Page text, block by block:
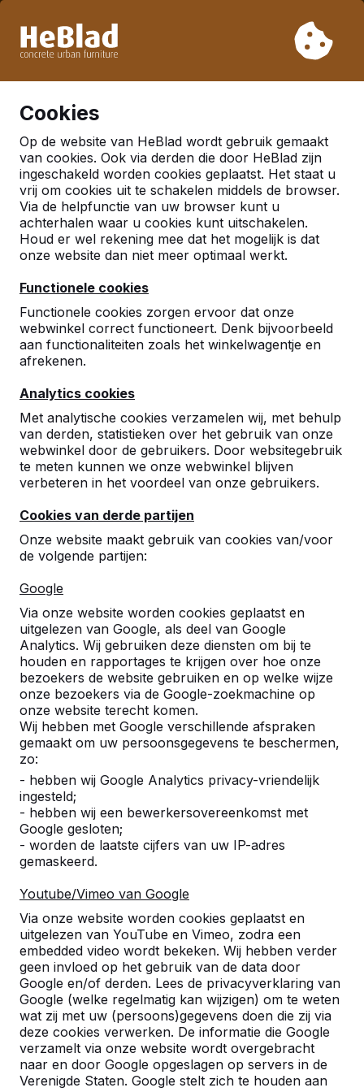
week 33. Houdt u daarom rekening met langere levertijden.
Cookies
Op de website van HeBlad wordt gebruik gemaakt
van cookies. Ook via derden die door HeBlad zijn
ingeschakeld worden cookies geplaatst. Het staat u
vrij om cookies uit te schakelen middels de browser.
Via de helpfunctie van uw browser kunt u
achterhalen waar u cookies kunt uitschakelen.
Houd er wel rekening mee dat het mogelijk is dat
onze website dan niet meer optimaal werkt.
Functionele cookies
Functionele cookies zorgen ervoor dat onze
webwinkel correct functioneert. Denk bijvoorbeeld
aan functionaliteiten zoals het winkelwagentje en
afrekenen.
Analytics cookies
Met analytische cookies verzamelen wij, met behulp
van derden, statistieken over het gebruik van onze
webwinkel door de gebruikers. Door websitegebruik
te meten kunnen we onze webwinkel blijven
verbeteren in het voordeel van onze gebruikers.
Cookies van derde partijen
Onze website maakt gebruik van cookies van/voor
de volgende partijen:
Google
Via onze website worden cookies geplaatst en
uitgelezen van Google, als deel van Google
Analytics. Wij gebruiken deze diensten om bij te
houden en rapportages te krijgen over hoe onze
bezoekers de website gebruiken en op welke wijze
onze bezoekers via de Google-zoekmachine op
onze website terecht komen.
Wij hebben met Google verschillende afspraken
gemaakt om uw persoonsgegevens te beschermen,
zo:
- hebben wij Google Analytics privacy-vriendelijk
ingesteld;
- hebben wij een bewerkersovereenkomst met
Google gesloten;
- worden de laatste cijfers van uw IP-adres
gemaskeerd.
Youtube/Vimeo van Google
Via onze website worden cookies geplaatst en
uitgelezen van YouTube en Vimeo, zodra een
embedded video wordt bekeken. Wij hebben verder
geen invloed op het gebruik van de data door
Google en/of derden. Lees de privacyverklaring van
Google (welke regelmatig kan wijzigen) om te weten
wat zij met uw (persoons)gegevens doen die zij via
deze cookies verwerken. De informatie die Google
verzamelt via onze website wordt overgebracht
naar en door Google opgeslagen op servers in de
Verenigde Staten. Google stelt zich te houden aan
Al meer dan 30.000 producten verkocht
Tafelvoetbal
Poppenset
€ 55,00excl. BTW
Aantal
Verzendkosten worden berekend n.a.v. uw
ontvangst betaling.
Poppenset inclusief
stootblokken voor de doelman
Is uw voetbalteam aan vervanging toe? Geen
probleem! Kies een kleur en bestel 11 nieuwe spelers,
inclusief twee stootblokjes die aan weerszijden van de
doelman geplaatst worden. Door het plaatsen van
nieuwe voetbalpoppen, is uwtafelvoetbaltafel weer
als nieuw.
Poppenset en andere accessoires
Piept en kraakt uw voetbaltafel een beetje, of wilt u